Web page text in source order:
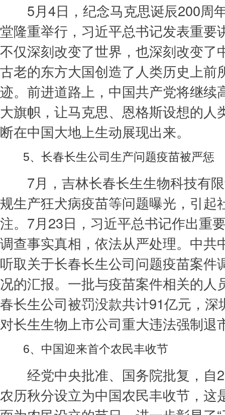
5月4日，纪念马克思诞辰200周
堂隆重举行，习近平总书记发表重要
不仅深刻改变了世界，也深刻改变了
古老的东方大国创造了人类历史上前
迹。前进道路上，中国共产党将继续
大旗帜，让马克思、恩格斯设想的人
断在中国大地上生动展现出来。
5、长春长生公司生产问题疫苗被严惩
7月，吉林长春长生生物科技有限
规生产狂犬病疫苗等问题曝光，引起
注。7月23日，习近平总书记作出重
调查事实真相，依法从严处理。中共
听取关于长春长生公司问题疫苗案件
况的汇报。一批与疫苗案件相关的人
春长生公司被罚没款共计91亿元，深
对长生生物上市公司重大违法强制退
6、中国迎来首个农民丰收节
经党中央批准、国务院批复，自
农历秋分设立为中国农民丰收节，这